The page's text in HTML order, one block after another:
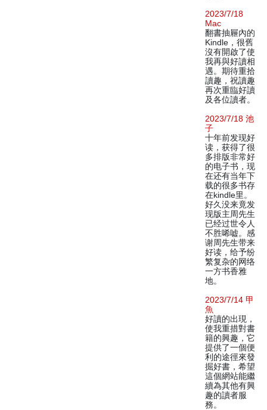
2023/7/18
Mac
翻書抽屜內的
Kindle，很舊
沒有開啟了使
我再與好讀相
遇。期待重拾
讀趣，祝讀趣
再次重臨好讀
及各位讀者。
2023/7/18 池
子
十年前发现好
读，获得了很
多排版非常好
的电子书，现
在还有当年下
载的很多书存
在kindle里。
好久没来竟发
现版主周先生
已经过世令人
不胜唏嘘。感
谢周先生带来
好读，给予纷
繁复杂的网络
一方书香雅
地。
2023/7/14 甲
魚
好讀的出現，
使我重措對書
籍的興趣，它
提供了一個便
利的途徑來發
掘好書，希望
這個網站能繼
續為其他有興
趣的讀者服
務。